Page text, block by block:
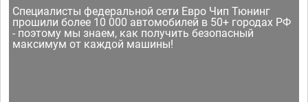
Специалисты федеральной сети Евро Чип Тюнинг
прошили более 10 000 автомобилей в 50+ городах РФ
- поэтому мы знаем, как получить безопасный
максимум от каждой машины!